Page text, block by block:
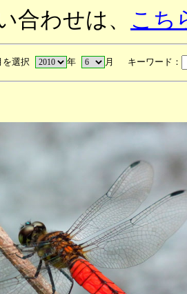
合わせは、 こち
を選択 年 月 キーワード：